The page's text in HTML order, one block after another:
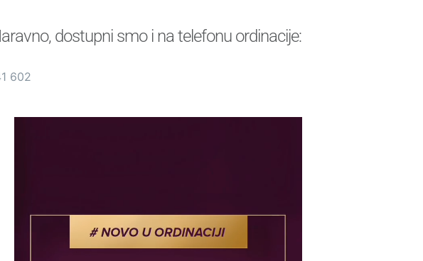
dostupni smo i na telefonu ordinacije:
602